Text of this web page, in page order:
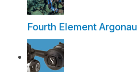
Fourth Element